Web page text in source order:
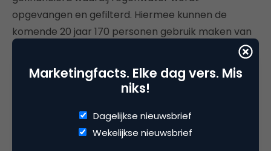
opgevangen en gefilterd. Hiermee kunnen de
komende 20 jaar 170 personen gebruik maken van
voorzieningen. Daarnaast zijn er met de donatie in
een vluchtelingenkamp in Somalië sanitaire
400 mensen de leefomstandigheden enigszins
verbeterd en is de kans op ziekte verminderd. Ook
Marketingfacts. Elke dag vers. Mis
niks!
Dagelijkse nieuwsbrief
Wekelijkse nieuwsbrief